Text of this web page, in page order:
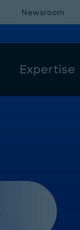
Expertise
Newsroom